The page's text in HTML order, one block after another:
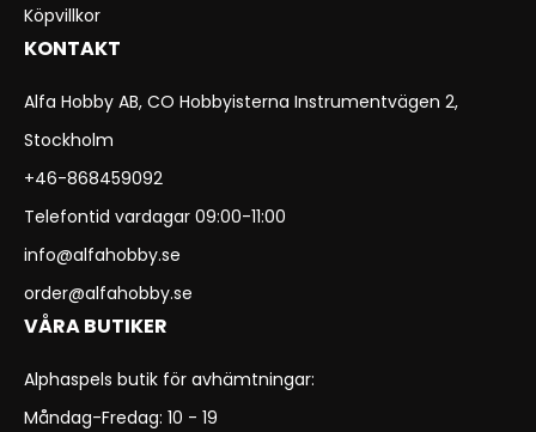
Köpvillkor
KONTAKT
Alfa Hobby AB, CO Hobbyisterna Instrumentvägen 2,
Stockholm
+46-868459092
Telefontid vardagar 09:00-11:00
info@alfahobby.se
order@alfahobby.se
VÅRA BUTIKER
Alphaspels butik för avhämtningar:
Måndag-Fredag: 10 - 19